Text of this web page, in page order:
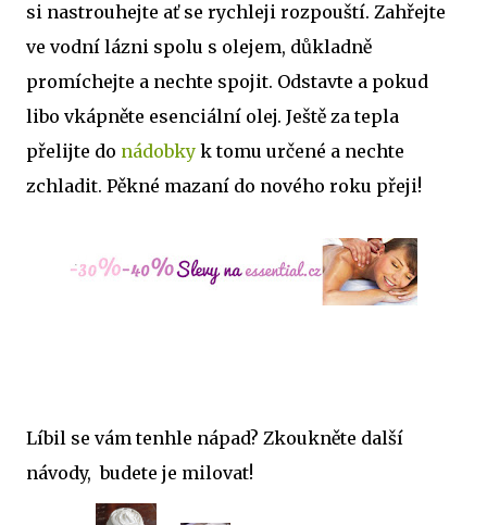
si nastrouhejte ať se rychleji rozpouští. Zahřejte
ve vodní lázni spolu s olejem, důkladně
promíchejte a nechte spojit. Odstavte a pokud
libo vkápněte esenciální olej. Ještě za tepla
přelijte do nádobky k tomu určené a nechte
zchladit. Pěkné mazaní do nového roku přeji!
Líbil se vám tenhle nápad? Zkoukněte další
návody, budete je milovat!